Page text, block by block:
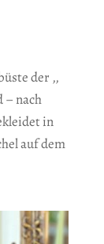
der ‚‚
– nach
in
auf dem